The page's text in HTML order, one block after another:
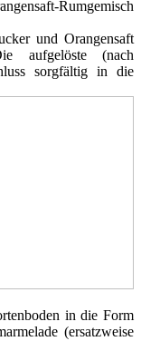
Rumgemisch
und Orangensaft
aufgelöste (nach
sorgfältig in die
in die Form
(ersatzweise